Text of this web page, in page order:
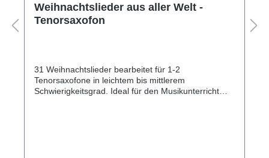
Weihnachtslieder aus aller Welt -
Tenorsaxofon
31 Weihnachtslieder bearbeitet für 1-2
Tenorsaxofone in leichtem bis mittlerem
Schwierigkeitsgrad. Ideal für den Musikunterricht